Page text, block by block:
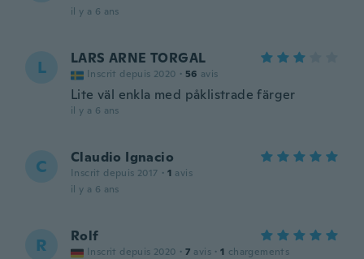
il y a 6 ans
L LARS ARNE TORGAL
Inscrit depuis 2020 · 56 avis
Lite väl enkla med påklistrade färger
il y a 6 ans
C Claudio Ignacio
Inscrit depuis 2017 · 1 avis
il y a 6 ans
R Rolf
Inscrit depuis 2020 · 7 avis · 1 chargements